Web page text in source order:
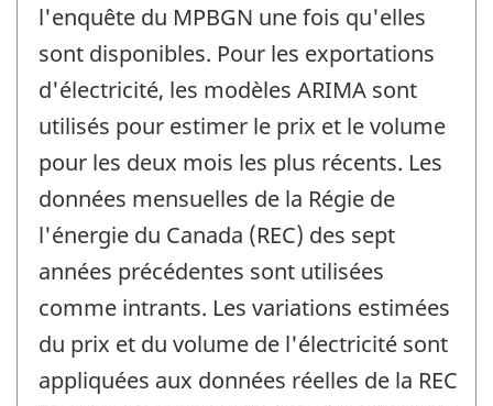
l'enquête du MPBGN une fois qu'elles
sont disponibles. Pour les exportations
d'électricité, les modèles ARIMA sont
utilisés pour estimer le prix et le volume
pour les deux mois les plus récents. Les
données mensuelles de la Régie de
l'énergie du Canada (REC) des sept
années précédentes sont utilisées
comme intrants. Les variations estimées
du prix et du volume de l'électricité sont
appliquées aux données réelles de la REC